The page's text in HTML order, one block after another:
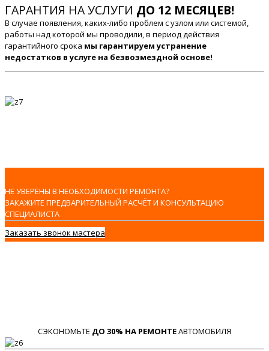
ГАРАНТИЯ НА УСЛУГИ ДО 12 МЕСЯЦЕВ!
В случае появления, каких-либо проблем с узлом или системой,
работы над которой мы проводили, в период действия
гарантийного срока мы гарантируем устранение
недостатков в услуге на безвозмездной основе!
НЕ УВЕРЕНЫ В НЕОБХОДИМОСТИ РЕМОНТА?
ЗАКАЖИТЕ ПРЕДВАРИТЕЛЬНЫЙ РАСЧЁТ И КОНСУЛЬТАЦИЮ
СПЕЦИАЛИСТА
Заказать звонок мастера
СЭКОНОМЬТЕ ДО 30% НА РЕМОНТЕАВТОМОБИЛЯ